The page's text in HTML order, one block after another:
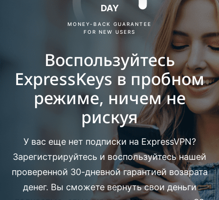
DAY
MONEY-BACK GUARANTEE
FOR NEW USERS
Воспользуйтесь
ExpressKeys в пробном
режиме, ничем не
рискуя
У вас еще нет подписки на ExpressVPN?
Зарегистрируйтесь и воспользуйтесь нашей
проверенной 30-дневной гарантией возврата
денег. Вы сможете вернуть свои деньги